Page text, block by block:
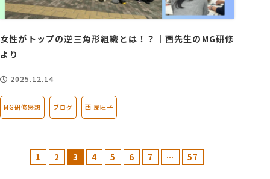
女性がトップの逆三角形組織とは！？｜西先生のMG研修
より
2025.12.14
MG研修感想 ブログ 西 良旺子
1 2 3 4 5 6 7 … 57